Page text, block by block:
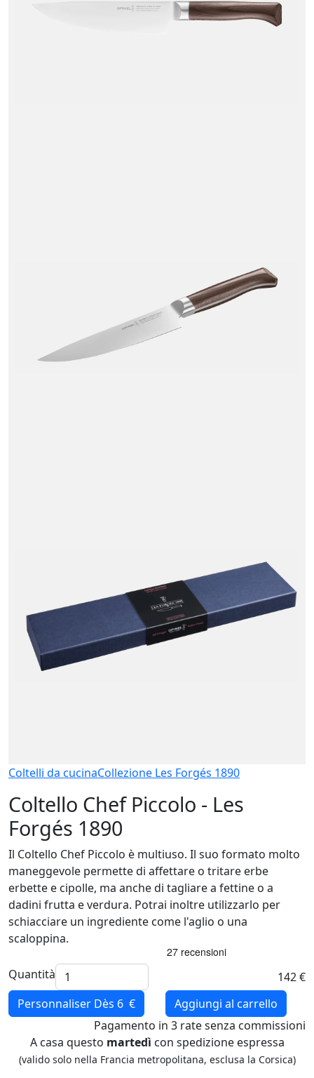
Coltelli da cucinaCollezione Les Forgés 1890
Coltello Chef Piccolo - Les
Forgés 1890
Il Coltello Chef Piccolo è multiuso. Il suo formato molto
maneggevole permette di affettare o tritare erbe
erbette e cipolle, ma anche di tagliare a fettine o a
dadini frutta e verdura. Potrai inoltre utilizzarlo per
schiacciare un ingrediente come l'aglio o una
scaloppina.
Quantità
142 €
Personnaliser Dès 6 €
Aggiungi al carrello
Pagamento in 3 ratesenza commissioni
A casa questo martedì con spedizione espressa
(valido solo nella Francia metropolitana, esclusa la Corsica)